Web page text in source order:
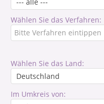
Wählen Sie das Verfahren:
Wählen Sie das Land:
Im Umkreis von: